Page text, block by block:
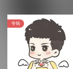
专辑